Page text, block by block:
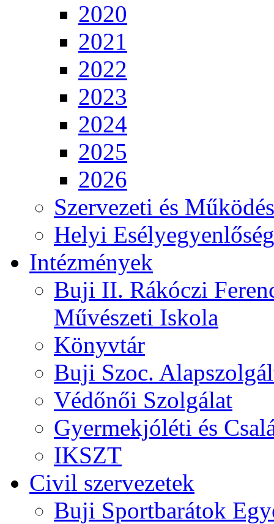
2020
2021
2022
2023
2024
2025
2026
Szervezeti és
Helyi
Intézmények
Buji II. Rákóczi
Művészeti Iskola
Könyvtár
Buji Szoc.
Védőnői Szolgálat
Gyermekjóléti és
IKSZT
Civil szervezetek
Buji Sportbarátok